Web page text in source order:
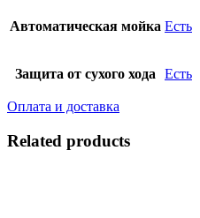
Автоматическая мойка Есть
Защита от сухого хода Есть
Оплата и доставка
Related products